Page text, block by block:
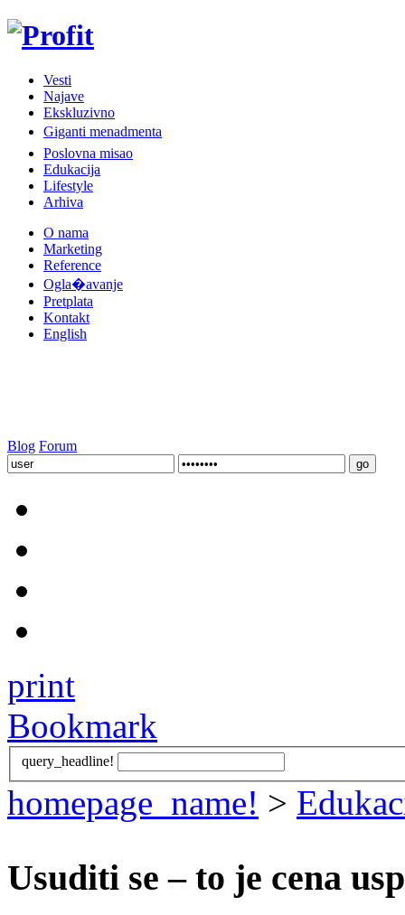
Vesti
Najave
Ekskluzivno
Giganti menadmenta
Poslovna misao
Edukacija
Lifestyle
Arhiva
O nama
Marketing
Reference
Ogla�avanje
Pretplata
Kontakt
English
Blog Forum
print
Bookmark
query_headline!
homepage_name! >
Usuditi se – to je cena